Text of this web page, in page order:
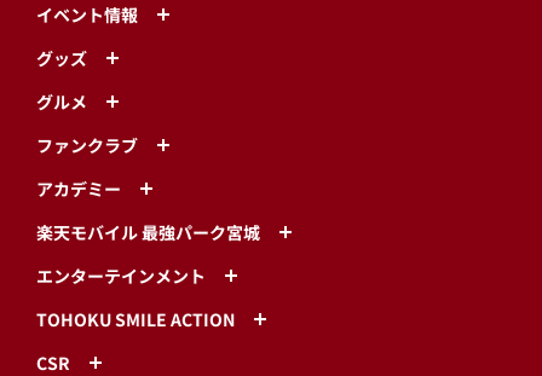
イベント情報
グッズ
グルメ
ファンクラブ
アカデミー
楽天モバイル 最強パーク宮城
エンターテインメント
TOHOKU SMILE ACTION
CSR